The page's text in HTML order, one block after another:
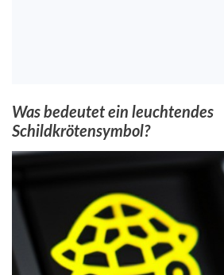
Was bedeutet ein leuchtendes
Schildkrötensymbol?